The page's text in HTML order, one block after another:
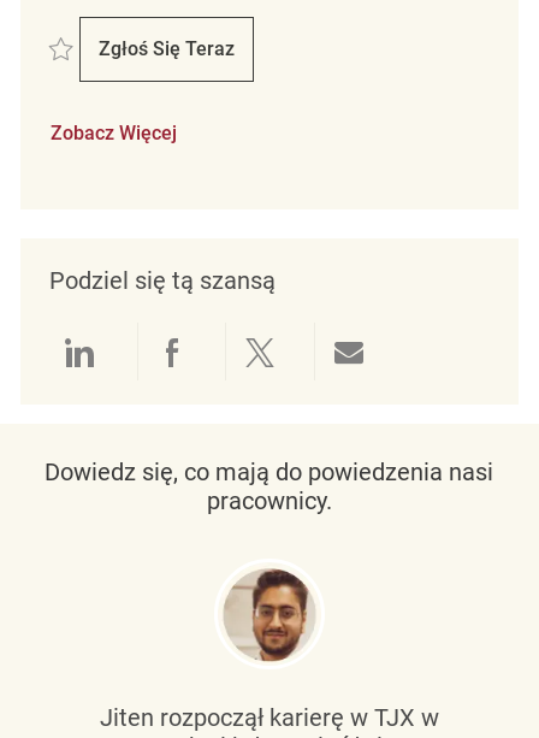
Zapisać Loss Prevention Customer Service Associate (Tactical)
Zgłoś Się Teraz
Loss Prevention Customer Service
Zobacz Więcej
Podziel się tą szansą
Udostępnianie przez LinkedIn
Udostępnianie przez
Udostępnij przez
Dowiedz się, co mają do powiedzenia nasi
pracownicy.
Jiten rozpoczął karierę w TJX w